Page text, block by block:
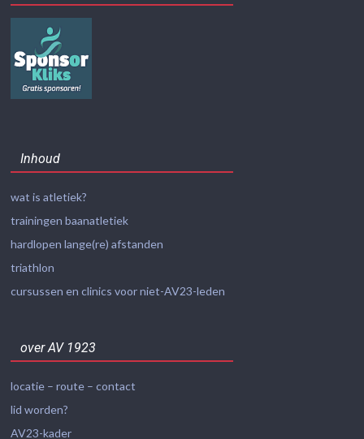
Inhoud
wat is atletiek?
trainingen baanatletiek
hardlopen lange(re) afstanden
triathlon
cursussen en clinics voor niet-AV23-leden
over AV 1923
locatie – route – contact
lid worden?
AV23-kader